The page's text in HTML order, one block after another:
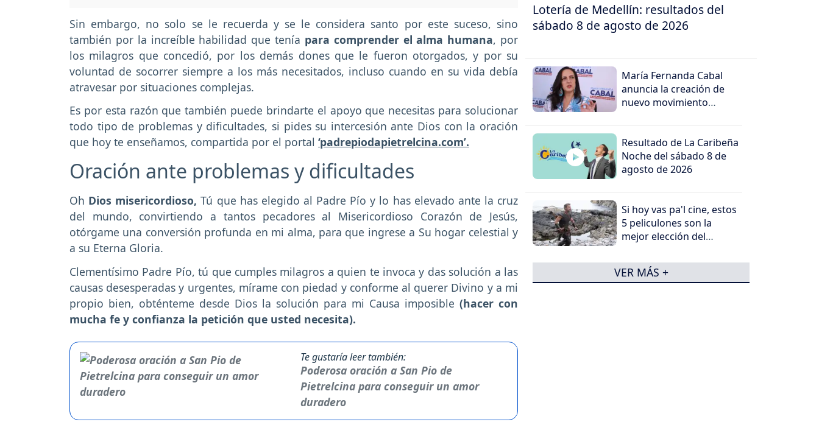
Sin embargo, no solo se le recuerda y se le considera santo por este suceso, sino
también por la increíble habilidad que tenía para comprender el alma humana, por
los milagros que concedió, por los demás dones que le fueron otorgados, y por su
voluntad de socorrer siempre a los más necesitados, incluso cuando en su vida debía
atravesar por situaciones complejas.
Es por esta razón que también puede brindarte el apoyo que necesitas para solucionar
todo tipo de problemas y dificultades, si pides su intercesión ante Dios con la oración
que hoy te enseñamos, compartida por el portal ‘padrepiodapietrelcina.com’.
Oración ante problemas y dificultades
Oh Dios misericordioso, Tú que has elegido al Padre Pío y lo has elevado ante la cruz
del mundo, convirtiendo a tantos pecadores al Misericordioso Corazón de Jesús,
otórgame una conversión profunda en mi alma, para que ingrese a Su hogar celestial y
a su Eterna Gloria.
Clementísimo Padre Pío, tú que cumples milagros a quien te invoca y das solución a las
causas desesperadas y urgentes, mírame con piedad y conforme al querer Divino y a mi
propio bien, obténteme desde Dios la solución para mi Causa imposible (hacer con
mucha fe y confianza la petición que usted necesita).
Te gustaría leer también:
Poderosa oración a San Pio de
Pietrelcina para conseguir un amor
duradero
Lotería de Medellín: resultados del
sábado 8 de agosto de 2026
María Fernanda Cabal
anuncia la creación de
nuevo movimiento
Resultado de La Caribeña
Noche del sábado 8 de
agosto de 2026
Si hoy vas pa'l cine, estos
5 peliculones son la
mejor elección del
VER MÁS +